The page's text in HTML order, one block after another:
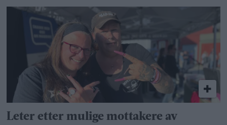
Leter etter mulige mottakere av